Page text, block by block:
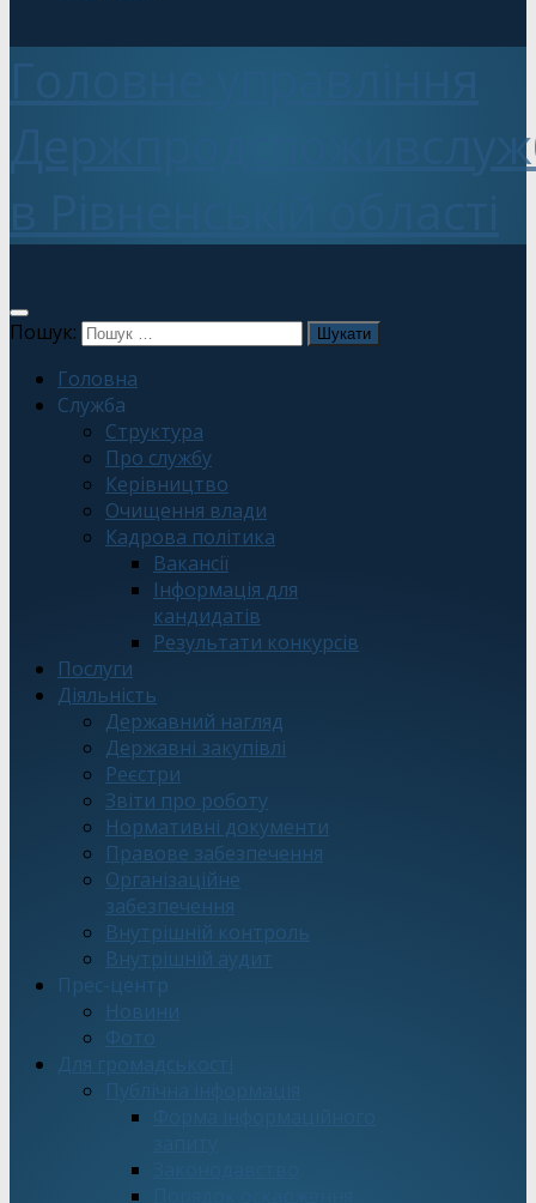
Пошук:
Головна
Служба
Структура
Про службу
Керівництво
Очищення влади
Кадрова політика
Вакансії
Інформація для
кандидатів
Результати конкурсів
Послуги
Діяльність
Державний нагляд
Державні закупівлі
Реєстри
Звіти про роботу
Нормативні документи
Правове забезпечення
Організаційне
забезпечення
Внутрішній контроль
Внутрішній аудит
Прес-центр
Новини
Фото
Для громадськості